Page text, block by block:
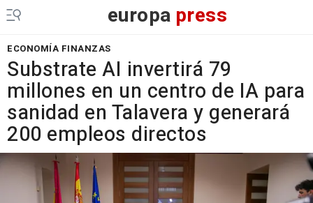
europa press
ECONOMÍA FINANZAS
Substrate AI invertirá 79
millones en un centro de IA para
sanidad en Talavera y generará
200 empleos directos